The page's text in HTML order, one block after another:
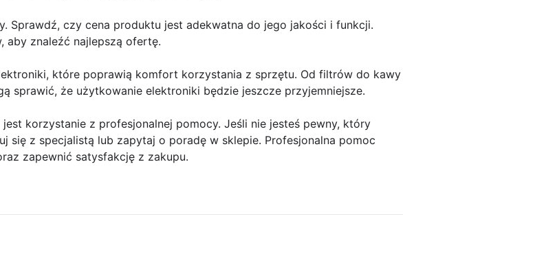
Sprawdź, czy cena produktu jest adekwatna do jego jakości i funkcji.
znaleźć najlepszą ofertę.
które poprawią komfort korzystania z sprzętu. Od filtrów do kawy
sprawić, że użytkowanie elektroniki będzie jeszcze przyjemniejsze.
korzystanie z profesjonalnej pomocy. Jeśli nie jesteś pewny, który
się z specjalistą lub zapytaj o poradę w sklepie. Profesjonalna pomoc
zapewnić satysfakcję z zakupu.